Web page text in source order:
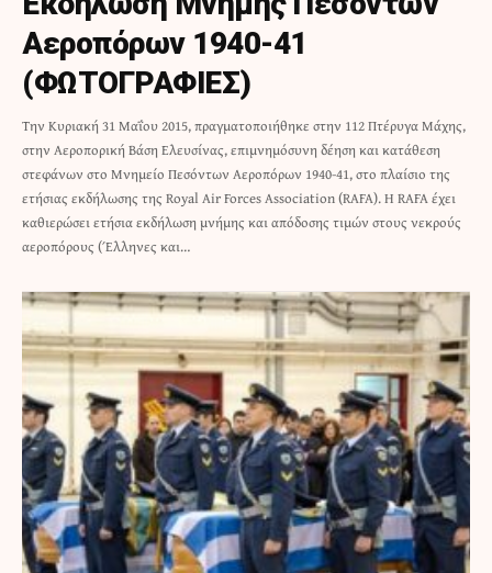
Αεροπόρων 1940-41
(ΦΩΤΟΓΡΑΦΙΕΣ)
Την Κυριακή 31 Μαΐου 2015, πραγματοποιήθηκε στην 112 Πτέρυγα Μάχης,
στην Αεροπορική Βάση Ελευσίνας, επιμνημόσυνη δέηση και κατάθεση
στεφάνων στο Μνημείο Πεσόντων Αεροπόρων 1940-41, στο πλαίσιο της
ετήσιας εκδήλωσης της Royal Air Forces Association (RAFA). Η RAFA έχει
καθιερώσει ετήσια εκδήλωση μνήμης και απόδοσης τιμών στους νεκρούς
αεροπόρους (Έλληνες και…